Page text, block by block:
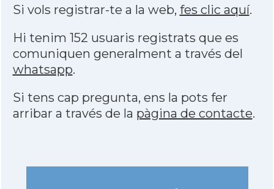
Si vols registrar-te a la web, fes clic aquí.
Hi tenim 152 usuaris registrats que es
comuniquen generalment a través del
whatsapp.
Si tens cap pregunta, ens la pots fer
arribar a través de la pàgina de contacte.